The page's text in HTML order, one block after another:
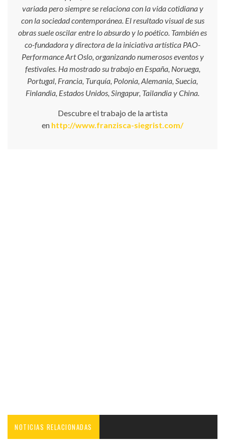
variada pero siempre se relaciona con la vida cotidiana y
con la sociedad contemporánea. El resultado visual de sus
obras suele oscilar entre lo absurdo y lo poético. También es
co-fundadora y directora de la iniciativa artística PAO-
Performance Art Oslo, organizando numerosos eventos y
festivales. Ha mostrado su trabajo en España, Noruega,
Portugal, Francia, Turquía, Polonia, Alemania, Suecia,
Finlandia, Estados Unidos, Singapur, Tailandia y China.
Descubre el trabajo de la artista
en http://www.franzisca-siegrist.com/
NOTICIAS RELACIONADAS